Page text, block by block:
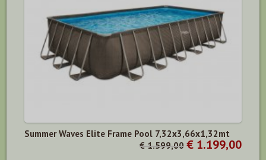
Summer Waves Elite Frame Pool 7,32x3,66x1,32mt
€ 1.599,00 € 1.199,00